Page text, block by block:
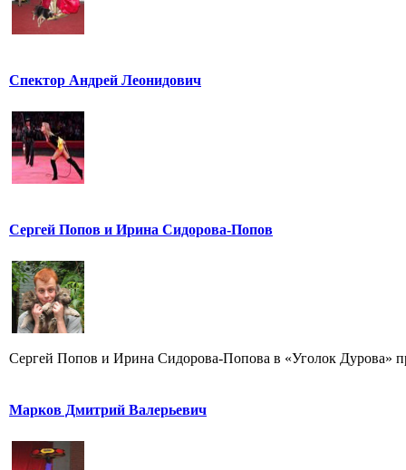
Спектор Андрей Леонидович
Сергей Попов и Ирина Сидорова-Попов
Сергей Попов и Ирина Сидорова-Попова в «Уголок Дурова»
Марков Дмитрий Валерьевич